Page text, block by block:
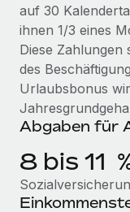
Wie Phiture
mit Remote
Phiture ist der
Mehr
auf 30
ihnen 1/3 eines
Diese Zahlungen
des
Urlaubsbonus
Abgaben für
8 bis 11